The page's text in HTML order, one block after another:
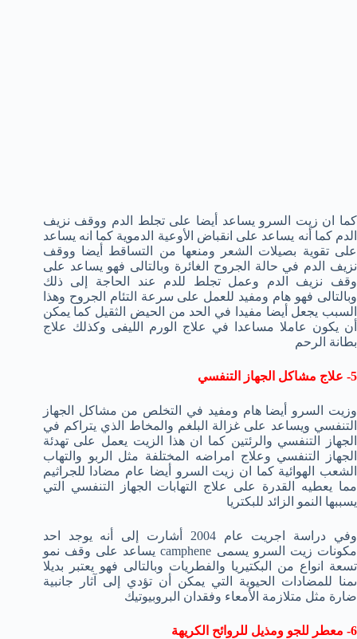
كما ان زيت السرو يساعد أيضا على تجلط الدم ووقف نزيف
الدم كما أنه يساعد على انقباض الأوعية الدموية كما انه يساعد
على تقوية بصيلات الشعر ومنعها من التساقط أيضا ووقف
نزيف الدم في حالة الجروح الغائرة وبالتالى فهو يساعد على
وقف نزيف الدم وعمل تجلط للدم عند الحاجة إلى ذلك
وبالتالى فهو هام ومفيد للعمل على سرعة التئام الجروح وهذا
السبب يجعل أيضا مفيدا في الحد من الحيض الثقيل كما يمكن
أن يكون عاملا مساعدا في علاج الورم الليفى وكذلك علاج
بطانة الرحم
5- علاج مشاكل الجهاز التنفسي
وزيت السرو أيضا هام ومفيد في التخلص من مشاكل الجهاز
التنفسي ويساعد على غزالة البلغم والمخاط الذي يتراكم في
الجهاز التنفسي والرئتين كما ان هذا الزيت يعمل على تهدئة
الجهاز التنفسي وعلاج امراضه المختلفة مثل الربو والتهاب
الشعب الهوائية كما ان زيت السرو أيضا عام مضادا للجراثيم
مما يعطيه القدرة على علاج التهابات الجهاز التنفسي التي
يسببها النمو الزائد للبكتريا
وفي دراسة اجريت عام 2004 أشارت إلى أنه يوجد احد
مكونات زيت السرو يسمى camphene يساعد على وقف نمو
تسعة انواع من البكتيريا والفطريات وبالتالى فهو يعتبر بديلا
ىمنا للمضادات الحيوية التي يمكن أن تؤدي إلى آثار جانبية
ضارة مثل متلازمة الأمعاء وفقدان البروبيوتيك
6- معطر للجو ومذيل للروائح الكريهة